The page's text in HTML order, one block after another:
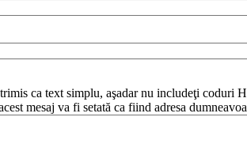
ca text simplu, aşadar nu includeţi coduri
mesaj va fi setată ca fiind adresa